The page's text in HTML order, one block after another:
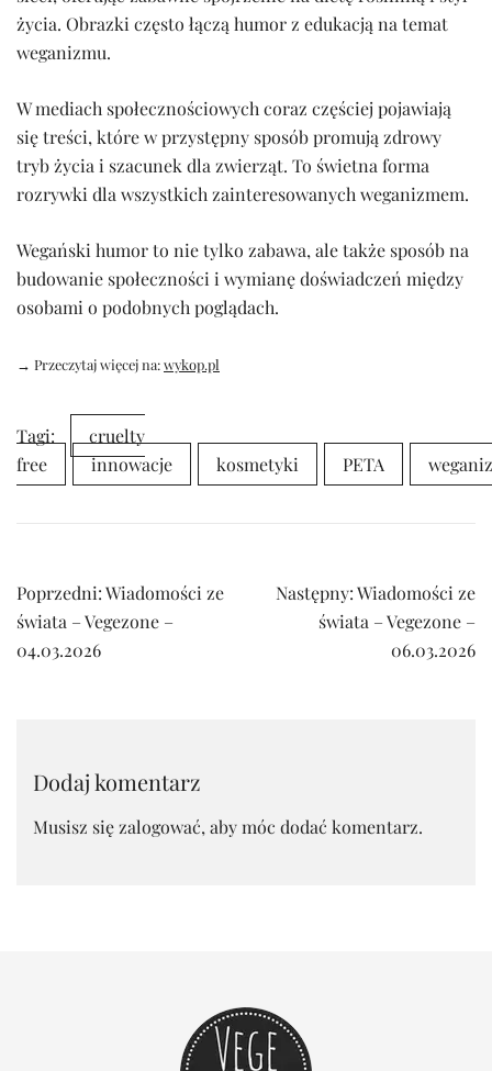
życia. Obrazki często łączą humor z edukacją na temat
weganizmu.
W mediach społecznościowych coraz częściej pojawiają
się treści, które w przystępny sposób promują zdrowy
tryb życia i szacunek dla zwierząt. To świetna forma
rozrywki dla wszystkich zainteresowanych weganizmem.
Wegański humor to nie tylko zabawa, ale także sposób na
budowanie społeczności i wymianę doświadczeń między
osobami o podobnych poglądach.
→ Przeczytaj więcej na:wykop.pl
Tagi:
cruelty
free
innowacje kosmetyki PETA
Nawigacja
wpisu
Poprzedni:Wiadomości ze
świata – Vegezone –
04.03.2026
Następny:Wiadomości ze
świata – Vegezone –
06.03.2026
Dodaj komentarz
Musisz sięzalogować, aby móc dodać komentarz.